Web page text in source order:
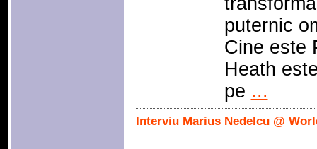
puternic
Cine este
Heath
pe ...
Interviu Marius Nedelcu @